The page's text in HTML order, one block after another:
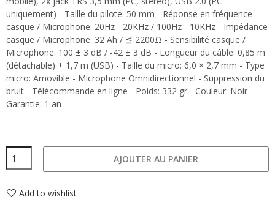
uniquement) - Taille du pilote: 50 mm - Réponse en fréquence
casque / Microphone: 20Hz - 20KHz / 100Hz - 10KHz - Impédance
casque / Microphone: 32 Ah / ≦ 2200Ω - Sensibilité casque /
Microphone: 100 ± 3 dB / -42 ± 3 dB - Longueur du câble: 0,85 m
(détachable) + 1,7 m (USB) - Taille du micro: 6,0 × 2,7 mm - Type
micro: Amovible - Microphone Omnidirectionnel - Suppression du
bruit - Télécommande en ligne - Poids: 332 gr - Couleur: Noir -
Garantie: 1 an
AJOUTER AU PANIER
Add to wishlist